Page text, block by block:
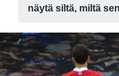
näytä siltä, miltä